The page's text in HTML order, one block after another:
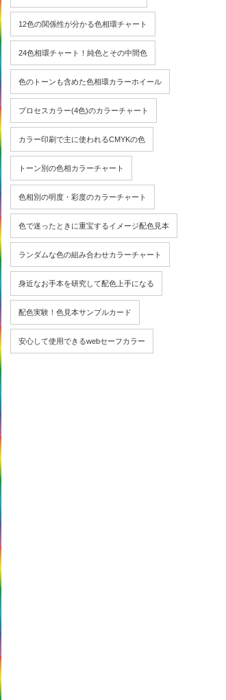
12色の関係性が分かる色相環チャート
24色相環チャート！純色とその中間色
色のトーンも含めた色相環カラーホイール
プロセスカラー(4色)のカラーチャート
カラー印刷で主に使われるCMYKの色
トーン別の色相カラーチャート
色相別の明度・彩度のカラーチャート
色で迷ったときに重宝するイメージ配色見本
ランダムな色の組み合わせカラーチャート
身近なお手本を研究して配色上手になる
配色実験！色見本サンプルカード
安心して使用できるwebセーフカラー